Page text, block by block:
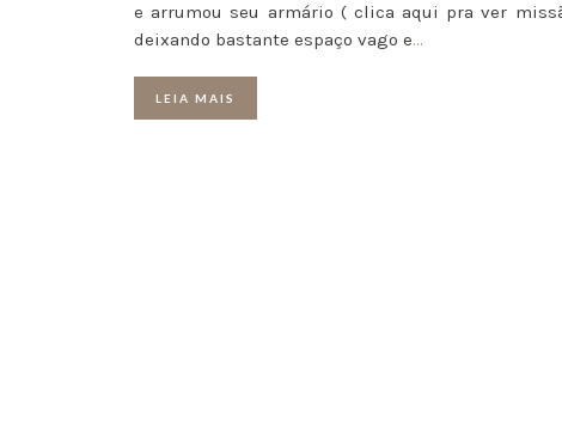
e arrumou seu armário ( clica aqui pra ver
deixando bastante espaço vago e…
LEIA MAIS